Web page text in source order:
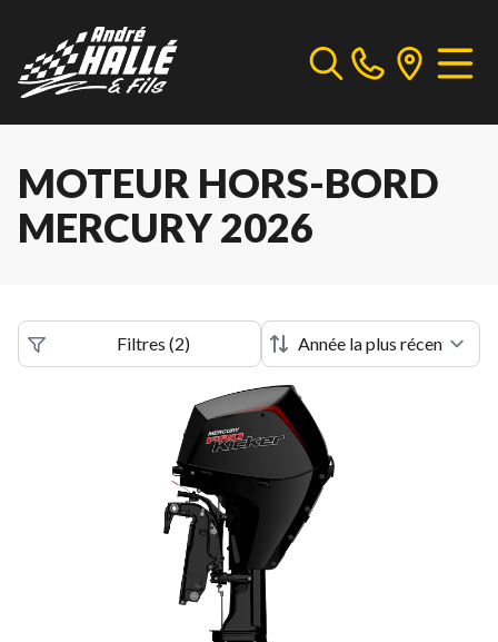
MOTEUR HORS-BORD
MERCURY 2026
Filtres (2)